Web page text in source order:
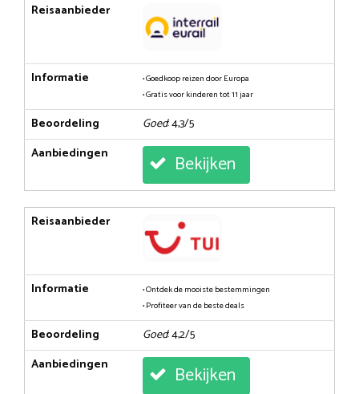
Reisaanbieder
Informatie
• Goedkoop reizen door Europa
• Gratis voor kinderen tot 11 jaar
Beoordeling Goed: 4,3/5
Aanbiedingen
Bekijken
Reisaanbieder
Informatie
• Ontdek de mooiste bestemmingen
• Profiteer van de beste deals
Beoordeling Goed: 4,2/5
Aanbiedingen
Bekijken